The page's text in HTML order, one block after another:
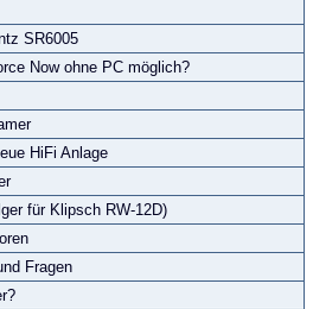
SR6005
Now ohne PC möglich?
HiFi Anlage
für Klipsch RW-12D)
Fragen